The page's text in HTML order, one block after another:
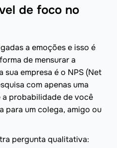
de foco no
a emoções e isso é
de mensurar a
empresa é o NPS (Net
com apenas uma
a probabilidade de você
para um colega, amigo ou
pergunta qualitativa: